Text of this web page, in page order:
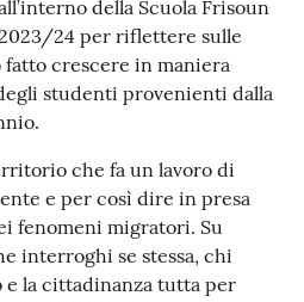
della Scuola Frisoun
24 per riflettere sulle
crescere in maniera
studenti provenienti dalla
che fa un lavoro di
e per così dire in presa
fenomeni migratori. Su
interroghi se stessa, chi
la cittadinanza tutta per